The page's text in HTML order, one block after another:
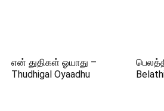
என் துதிகள் ஓயாது –
Thudhigal Oyaadhu